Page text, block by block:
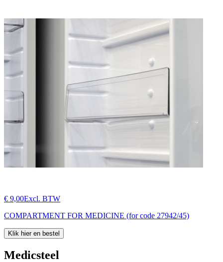
€ 9,00Excl. BTW
COMPARTMENT FOR MEDICINE (for code 27942/45)
Klik hier en bestel
Medicsteel